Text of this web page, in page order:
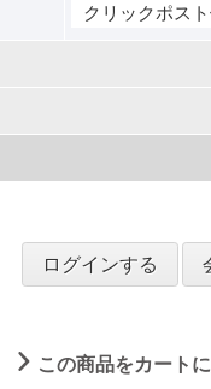
クリックポス
ログインする
この商品をカート